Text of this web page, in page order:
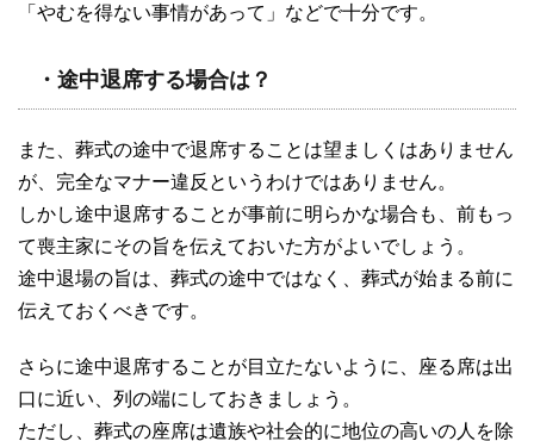
「やむを得ない事情があって」などで十分です。
・途中退席する場合は？
また、葬式の途中で退席することは望ましくはありません
が、完全なマナー違反というわけではありません。
しかし途中退席することが事前に明らかな場合も、前もっ
て喪主家にその旨を伝えておいた方がよいでしょう。
途中退場の旨は、葬式の途中ではなく、葬式が始まる前に
伝えておくべきです。
さらに途中退席することが目立たないように、座る席は出
口に近い、列の端にしておきましょう。
ただし、葬式の座席は遺族や社会的に地位の高いの人を除